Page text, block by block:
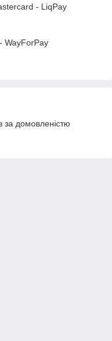
- LiqPay
WayForPay
за домовленістю